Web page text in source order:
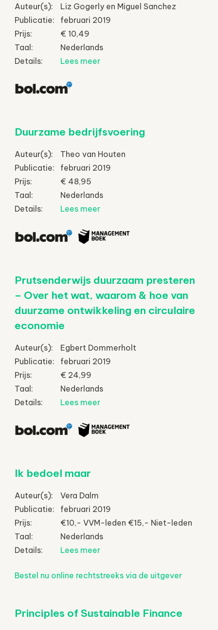
Auteur(s):
Liz Gogerly en Miguel Sanchez
Publicatie:
februari 2019
Prijs:
€ 10,49
Taal:
Nederlands
Details:
Lees meer
Duurzame bedrijfsvoering
Auteur(s):
Theo van Houten
Publicatie:
februari 2019
Prijs:
€ 48,95
Taal:
Nederlands
Details:
Lees meer
Prutsenderwijs duurzaam presteren
– Over het wat, waarom & hoe van
duurzame ontwikkeling en circulaire
economie
Auteur(s):
Egbert Dommerholt
Publicatie:
februari 2019
Prijs:
€ 24,99
Taal:
Nederlands
Details:
Lees meer
Ik bedoel maar
Auteur(s):
Vera Dalm
Publicatie:
februari 2019
Prijs:
€10,- VVM-leden €15,- Niet-leden
Taal:
Nederlands
Details:
Lees meer
Bestel nu online rechtstreeks via de uitgever
Principles of Sustainable Finance